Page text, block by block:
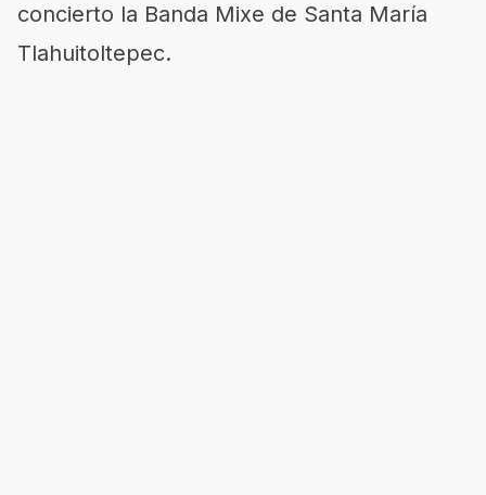
concierto la Banda Mixe de Santa María
Tlahuitoltepec.